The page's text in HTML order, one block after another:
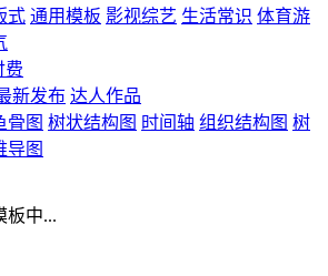
式 通用模板 影视综艺 生活常识 体育游
费
新发布 达人作品
骨图 树状结构图 时间轴 组织结构图 树
导图
板中...